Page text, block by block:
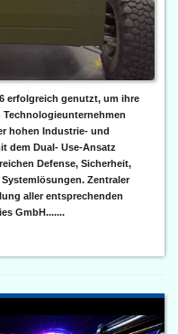
erfolgreich genutzt, um ihre
hohen Industrie- und
dem Dual- Use-Ansatz
Defense, Sicherheit,
Zentraler
aller entsprechenden
GmbH.......